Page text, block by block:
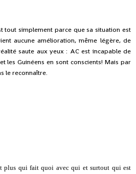
tout simplement parce que sa situation est
aucune amélioration, même légère, de
saute aux yeux : AC est incapable de
les Guinéens en sont conscients! Mais par
le reconnaître.
plus qui fait quoi avec qui et surtout qui est